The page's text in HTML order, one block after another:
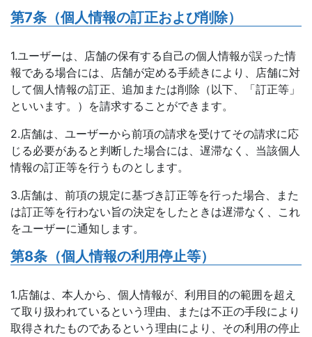
第7条（個人情報の訂正および削除）
1.ユーザーは、店舗の保有する自己の個人情報が誤った情
報である場合には、店舗が定める手続きにより、店舗に対
して個人情報の訂正、追加または削除（以下、「訂正等」
といいます。）を請求することができます。
2.店舗は、ユーザーから前項の請求を受けてその請求に応
じる必要があると判断した場合には、遅滞なく、当該個人
情報の訂正等を行うものとします。
3.店舗は、前項の規定に基づき訂正等を行った場合、また
は訂正等を行わない旨の決定をしたときは遅滞なく、これ
をユーザーに通知します。
第8条（個人情報の利用停止等）
1.店舗は、本人から、個人情報が、利用目的の範囲を超え
て取り扱われているという理由、または不正の手段により
取得されたものであるという理由により、その利用の停止